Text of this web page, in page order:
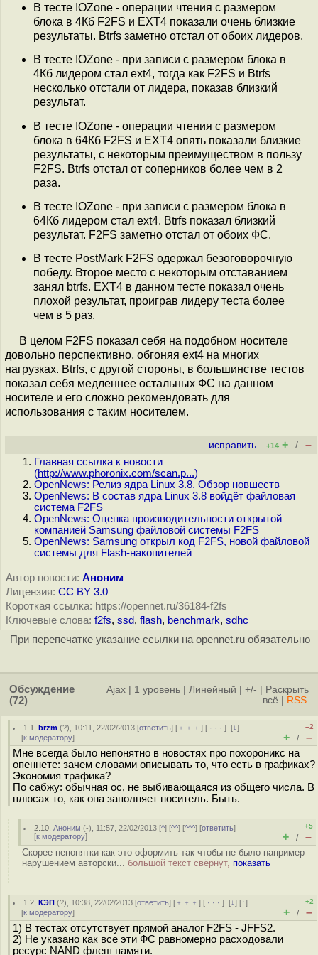
В тесте IOZone - операции чтения с размером
блока в 4Кб F2FS и EXT4 показали очень близкие
результаты. Btrfs заметно отстал от обоих лидеров.
В тесте IOZone - при записи с размером блока в
4Кб лидером стал ext4, тогда как F2FS и Btrfs
несколько отстали от лидера, показав близкий
результат.
В тесте IOZone - операции чтения с размером
блока в 64Кб F2FS и EXT4 опять показали близкие
результаты, с некоторым преимуществом в пользу
F2FS. Btrfs отстал от соперников более чем в 2
раза.
В тесте IOZone - при записи с размером блока в
64Кб лидером стал ext4. Btrfs показал близкий
результат. F2FS заметно отстал от обоих ФС.
В тесте PostMark F2FS одержал безоговорочную
победу. Второе место с некоторым отставанием
занял btrfs. EXT4 в данном тесте показал очень
плохой результат, проиграв лидеру теста более
чем в 5 раз.
В целом F2FS показал себя на подобном носителе
довольно перспективно, обгоняя ext4 на многих
нагрузках. Btrfs, с другой стороны, в большинстве тестов
показал себя медленнее остальных ФС на данном
носителе и его сложно рекомендовать для
использования с таким носителем.
исправить +14 + / –
Главная ссылка к новости
(http://www.phoronix.com/scan.p...)
OpenNews: Релиз ядра Linux 3.8. Обзор новшеств
OpenNews: В состав ядра Linux 3.8 войдёт файловая
система F2FS
OpenNews: Оценка производительности открытой
компанией Samsung файловой системы F2FS
OpenNews: Samsung открыл код F2FS, новой файловой
системы для Flash-накопителей
Автор новости: Аноним
Лицензия: CC BY 3.0
Короткая ссылка: https://opennet.ru/36184-f2fs
Ключевые слова: f2fs, ssd, flash, benchmark, sdhc
При перепечатке указание ссылки на opennet.ru обязательно
Обсуждение
(72)
Ajax 1 уровень Линейный +/-
Раскрыть
всё
RSS
1.1 ,brzm (?), 10:11, 22/02/2013 [ответить] [ ﹢﹢﹢] [ · · ·][↓]
[к модератору]
–2
+ / –
Мне всегда было непонятно в новостях про похороникс на
опеннете: зачем словами описывать то, что есть в графиках?
Экономия трафика?
По сабжу: обычная ос, не выбивающаяся из общего числа. В
плюсах то, как она заполняет носитель. Быть.
2.10 ,Аноним (-), 11:57, 22/02/2013 [^] [^^] [^^^] [ответить]
[к модератору]
+5
+ / –
Скорее непонятки как это оформить так чтобы не было например
нарушением авторски... большой текст свёрнут, показать
1.2 ,КЭП (?), 10:38, 22/02/2013 [ответить] [ ﹢﹢﹢] [ · · ·][↓] [↑]
[к модератору]
+2
+ / –
1) В тестах отсутствует прямой аналог F2FS - JFFS2.
2) Не указано как все эти ФС равномерно расходовали
ресурс NAND флеш памяти.